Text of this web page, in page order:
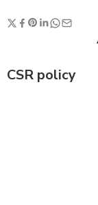
CSR policy